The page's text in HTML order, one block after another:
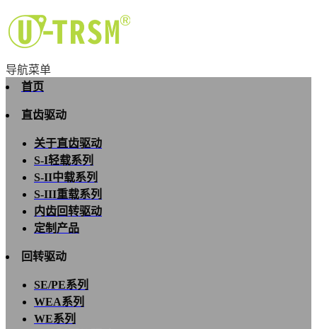
导航菜单
首页
直齿驱动
关于直齿驱动
S-I轻载系列
S-II中载系列
S-III重载系列
内齿回转驱动
定制产品
回转驱动
SE/PE系列
WEA系列
WE系列